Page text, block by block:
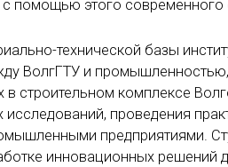
с помощью этого
технической базы
ВолгГТУ и
строительном комплексе
проведения
предприятиями.
инновационных решений